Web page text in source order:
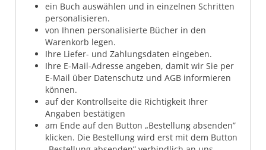
ein Buch auswählen und in einzelnen Schritten
personalisieren.
von Ihnen personalisierte Bücher in den
Warenkorb legen.
Ihre Liefer- und Zahlungsdaten eingeben.
Ihre E-Mail-Adresse angeben, damit wir Sie per
E-Mail über Datenschutz und AGB informieren
können.
auf der Kontrollseite die Richtigkeit Ihrer
Angaben bestätigen
am Ende auf den Button „Bestellung absenden”
klicken. Die Bestellung wird erst mit dem Button